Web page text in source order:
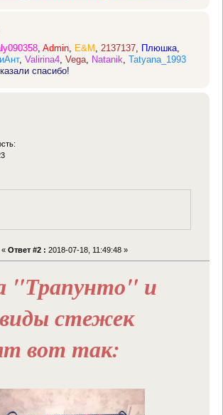
,Admin E&M 2137137 Плюшка
,Valirina4 ,Vega Natanik ,Tatyana_1993
спасибо!
« Ответ #2 : 2018-07-18, 11:49:48 »
"Трапунто" и
стежек
вот так: